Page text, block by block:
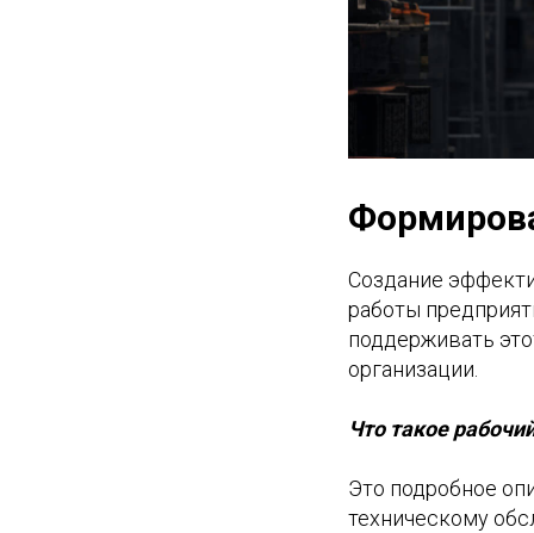
Создание
работы
поддерживать
организации.
Что такое
Это подробное
техническому